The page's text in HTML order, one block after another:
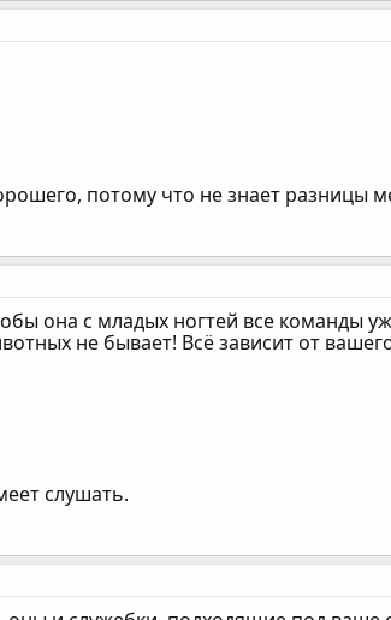
потому что не знает
она с младых ногтей все команды
не бывает! Всё зависит от
слушать.